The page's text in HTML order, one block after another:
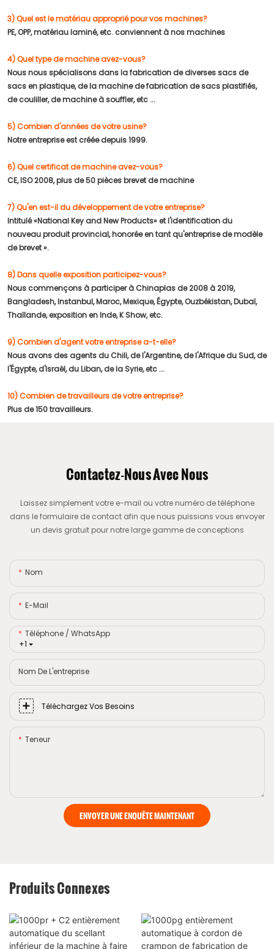
3) Quel est le matériau approprié pour vos machines?
PE, OPP, matériau laminé, etc. conviennent à nos machines
4) Quel type de machine avez-vous?
Nous nous spécialisons dans la fabrication de diverses sacs de
sacs en plastique, de la machine de fabrication de sacs plastifiés,
de couliller, de machine à souffler, etc ...
5) Combien d'années de votre usine?
Notre entreprise est créée depuis 1999.
6) Quel certificat de machine avez-vous?
CE, ISO 2008, plus de 50 pièces brevet de machine
7) Qu'en est-il du développement de votre entreprise?
Intitulé «National Key and New Products» et l'identification du
nouveau produit provincial, honorée en tant qu'entreprise de modèle
de brevet ».
8) Dans quelle exposition participez-vous?
Nous commençons à participer à Chinaplas de 2008 à 2019,
Bangladesh, Instanbul, Maroc, Mexique, Égypte, Ouzbékistan, Dubaï,
Thaïlande, exposition en Inde, K Show, etc.
9) Combien d'agent votre entreprise a-t-elle?
Nous avons des agents du Chili, de l'Argentine, de l'Afrique du Sud, de
l'Égypte, d'Israël, du Liban, de la Syrie, etc ...
10) Combien de travailleurs de votre entreprise?
Plus de 150 travailleurs.
Contactez-Nous Avec Nous
Laissez simplement votre e-mail ou votre numéro de téléphone
dans le formulaire de contact afin que nous puissions vous envoyer
un devis gratuit pour notre large gamme de conceptions
Nom
E-Mail
+1
Téléphone / WhatsApp
Nom De L'entreprise
Téléchargez Vos Besoins
Teneur
ENVOYER UNE ENQUÊTE MAINTENANT
Produits Connexes